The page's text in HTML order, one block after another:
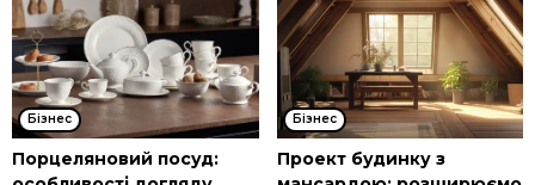
Бізнес
Порцеляновий посуд:
Бізнес
Проект будинку з